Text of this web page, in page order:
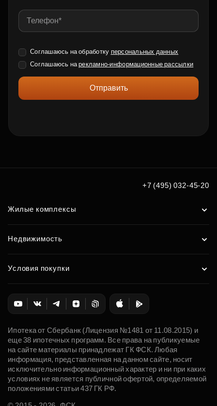
Соглашаюсь на обработку персональных данных
Соглашаюсь нарекламно-информационные рассылки
Отправить
+7 (495) 032-45-20
Жилые комплексы
Недвижимость
Условия покупки
Ипотека от Сбербанк (Лицензия №1481 от 11.08.2015) и
еще 38 ипотечных программ. Все права на публикуемые
на сайте материалы принадлежат ГК ФСК. Любая
информация, представленная на данном сайте, носит
исключительно информационный характер и ни при каких
условиях не является публичной офертой, определяемой
положениями статьи 437 ГК РФ.